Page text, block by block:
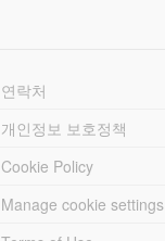
연락처
개인정보 보호정책
Cookie Policy
Manage cookie settings